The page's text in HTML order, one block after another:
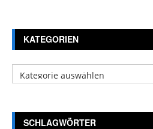
KATEGORIEN
Kategorien
SCHLAGWÖRTER